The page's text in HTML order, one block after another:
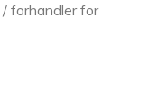
forhandler for